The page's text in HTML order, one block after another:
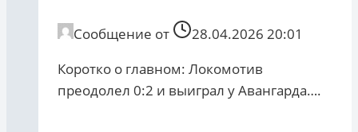
Сообщение от
28.04.2026 20:01
Коротко о главном: Локомотив
преодолел 0:2 и выиграл у Авангарда….